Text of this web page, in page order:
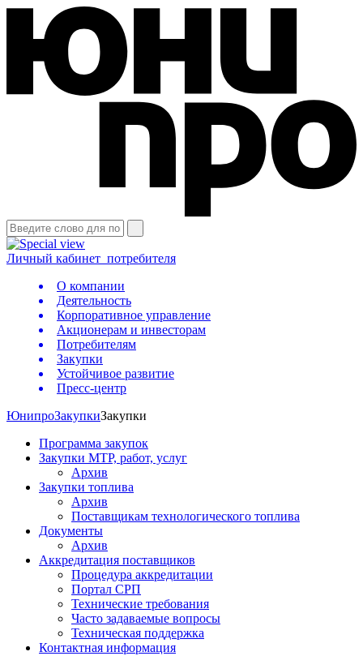
Личный кабинет потребителя
О компании
Деятельность
Корпоративное управление
Акционерам и инвесторам
Потребителям
Закупки
Устойчивое развитие
Пресс-центр
ЮнипроЗакупкиЗакупки
Программа закупок
Закупки МТР, работ, услуг
Архив
Закупки топлива
Архив
Поставщикам технологического топлива
Документы
Архив
Аккредитация поставщиков
Процедура аккредитации
Портал СРП
Технические требования
Часто задаваемые вопросы
Техническая поддержка
Контактная информация